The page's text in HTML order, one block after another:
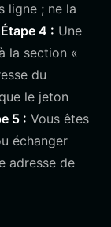
ligne ; ne la
Étape 4 : Une
la section «
du
le jeton
5 : Vous êtes
échanger
adresse de